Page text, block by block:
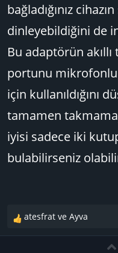
bağladığınız
dinleyebildiğini de
Bu adaptörün
portunu
için kullanıldığını
tamamen
iyisi sadece iki
bulabilirseniz
T
e
atesfrat ve Ayva